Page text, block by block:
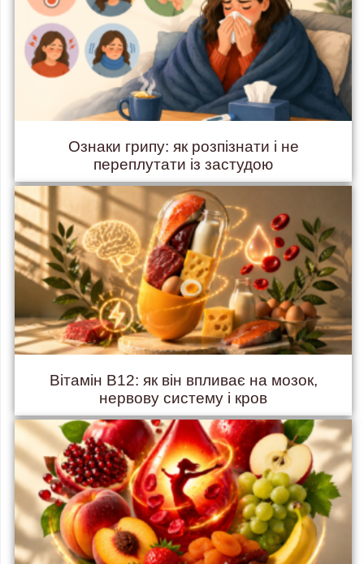
Ознаки грипу: як розпізнати і не
переплутати із застудою
Вітамін B12: як він впливає на мозок,
нервову систему і кров